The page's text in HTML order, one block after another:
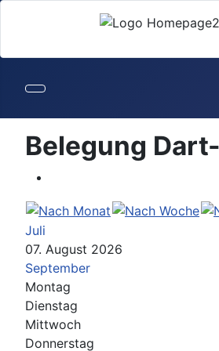
Belegung
Juli
07. August 2026
September
Montag
Dienstag
Mittwoch
Donnerstag